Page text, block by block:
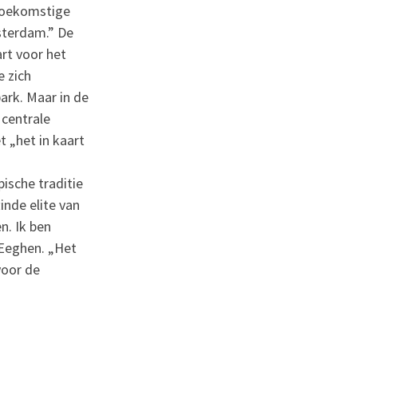
De
voor het
zich
Maar in de
„het in kaart
traditie
elite van
Ik ben
„Het
de